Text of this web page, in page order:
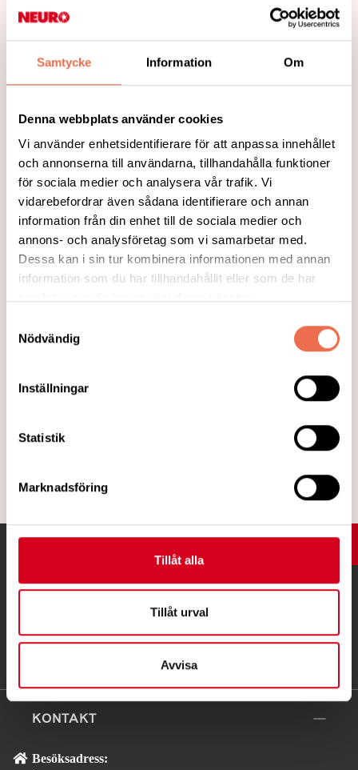
Samtycke Information Om
Denna webbplats använder cookies
Vi använder enhetsidentifierare för att anpassa innehållet
och annonserna till användarna, tillhandahålla funktioner
för sociala medier och analysera vår trafik. Vi
vidarebefordrar även sådana identifierare och annan
information från din enhet till de sociala medier och
annons- och analysföretag som vi samarbetar med.
Dessa kan i sin tur kombinera informationen med annan
information som du har tillhandahållit eller som de har
Nödvändig
Inställningar
Statistik
Marknadsföring
Tillåt alla
Tillåt urval
Avvisa
Neurorapporten -19: En tredjedel får
vänta över ett år på rätt diagnos
Neurorapporten visar på en ökning bland
diagnos. Från en fjärdedel (25 %) år 2014
till nästan en tredjedel (30%) år 2019. Se
Neurorapporten under Neurologiveckan!
Läs mer
KONTAKT
Besöksadress: